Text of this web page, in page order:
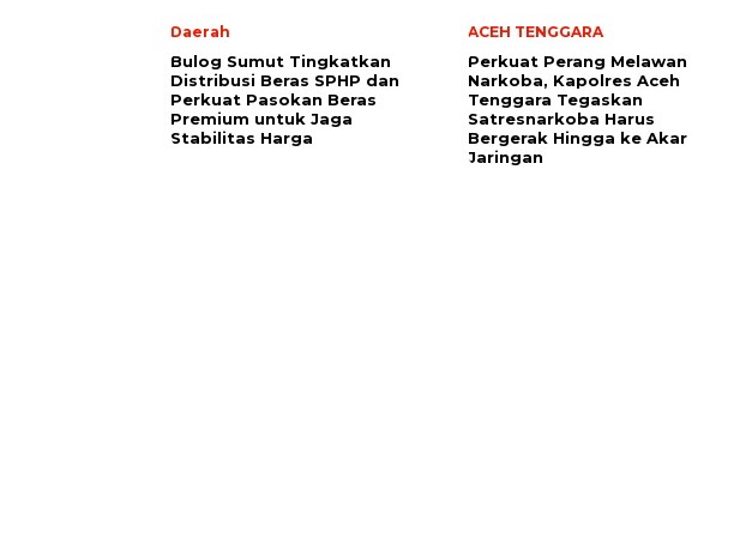
Daerah
Bulog Sumut Tingkatkan
Distribusi Beras SPHP dan
Perkuat Pasokan Beras
Premium untuk Jaga
Stabilitas Harga
ACEH TENGGARA
Perkuat Perang Melawan
Narkoba, Kapolres Aceh
Tenggara Tegaskan
Satresnarkoba Harus
Bergerak Hingga ke Akar
Jaringan